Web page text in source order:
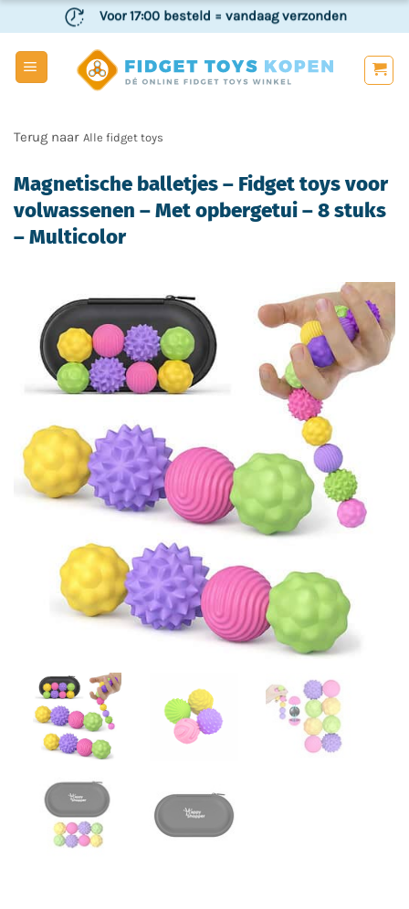
naar
inhoud
Voor 17:00 besteld = vandaag verzonden
Veiligen achteraf betalen
Magnetische balletjes – Fidget toys voor
volwassenen – Met opbergetui – 8 stuks
– Multicolor
Alle fidget toys